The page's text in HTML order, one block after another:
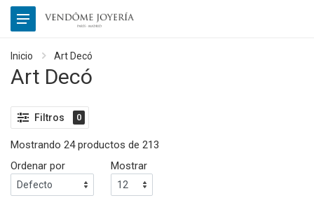
Inicio Art Decó
Art Decó
Filtros 0
Mostrando 24 productos de 213
Ordenar por
Mostrar